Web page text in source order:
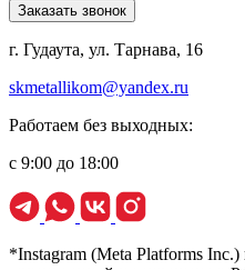
Заказать звонок
г. Гудаута, ул. Тарнава, 16
skmetallikom@yandex.ru
Работаем без выходных:
с 9:00 до 18:00
*Instagram (Meta Platforms Inc.)